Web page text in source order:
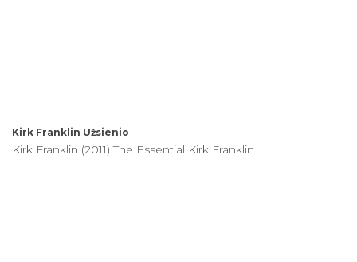
Kirk Franklin Užsienio
Kirk Franklin (2011) The Essential Kirk Franklin